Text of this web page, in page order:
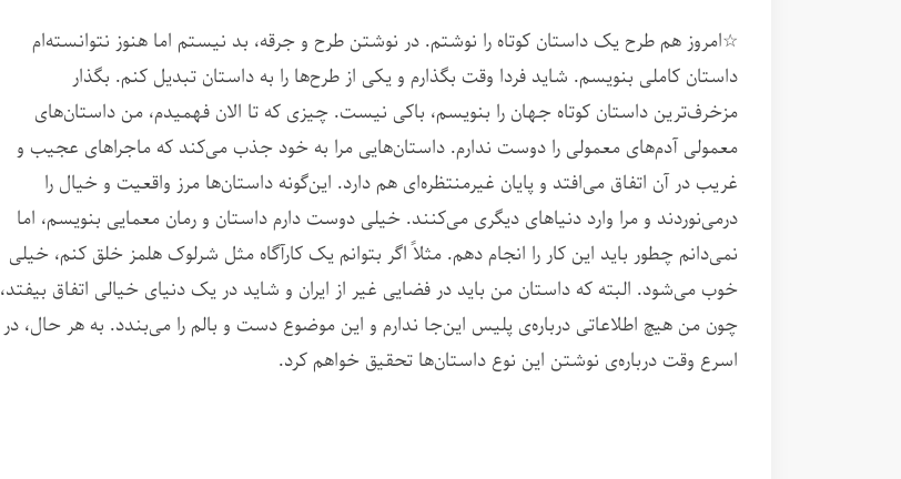
☆امروز هم طرح یک داستان کوتاه را نوشتم. در نوشتن طرح و جرقه، بد نیستم اما هنوز نتوانسته‌ام
داستان کاملی بنویسم. شاید فردا وقت بگذارم و یکی از طرح‌ها را به داستان تبدیل کنم. بگذار
مزخرف‌ترین داستان کوتاه جهان را بنویسم، باکی نیست. چیزی که تا الان فهمیدم، من داستان‌های
معمولی آدم‌های معمولی را دوست ندارم. داستان‌هایی مرا به خود جذب می‌کند که ماجراهای عجیب و
غریب در آن اتفاق می‌افتد و پایان غیرمنتظره‌ای هم دارد. این‌گونه داستان‌ها مرز واقعیت و خیال را
درمی‌نوردند و مرا وارد دنیاهای دیگری می‌کنند. خیلی دوست دارم داستان و رمان معمایی بنویسم، اما
نمی‌دانم چطور باید این کار را انجام دهم. مثلاً اگر بتوانم یک کارآگاه مثل شرلوک هلمز خلق کنم، خیلی
خوب می‌شود. البته که داستان من باید در فضایی غیر از ایران و شاید در یک دنیای خیالی اتفاق بیفتد،
چون من هیچ اطلاعاتی درباره‌ی پلیس این‌جا ندارم و این موضوع دست و بالم را می‌بندد. به هر حال، در
اسرع وقت درباره‌ی نوشتن این نوع داستان‌ها تحقیق خواهم کرد.